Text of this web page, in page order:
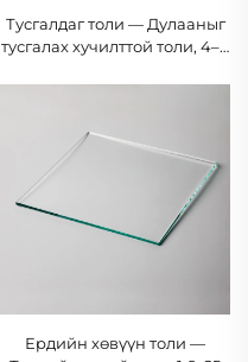
Тусгалдаг толи — Дулааныг
тусгалах хучилттой толи, 4–8
Ердийн хөвүүн толи —